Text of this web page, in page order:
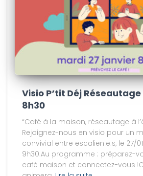
Visio P’tit Déj
8h30
“Café à la maison, réseautage à
Rejoignez-nous en visio pour un
convivial entre escalien.e.s, le 27/
9h30.Au programme : préparez-
café maison et connectez-vous